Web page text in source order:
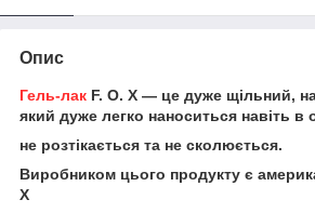
Опис
Гель-лак F. O. X ― це дуже щільний,
який дуже легко наноситься навіть в
не розтікається та не сколюється.
Виробником цього продукту є
X